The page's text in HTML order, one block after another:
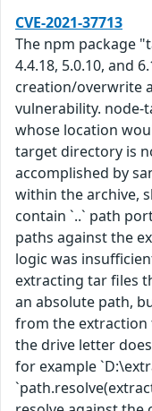
CVE-2021-37713
The npm package
4.4.18, 5.0.10, and
creation/overwrite
vulnerability. node-
whose location
target directory is
accomplished by
within the archive,
contain `..` path
paths against the
logic was
extracting tar files
an absolute path,
from the extraction
the drive letter
for example